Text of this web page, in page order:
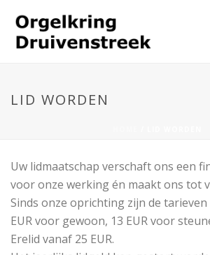
LID WORDEN
Uw lidmaatschap verschaft ons een
voor onze werking én maakt ons tot
Sinds onze oprichting zijn de tarieven
EUR voor gewoon, 13 EUR voor
Erelid vanaf 25 EUR.